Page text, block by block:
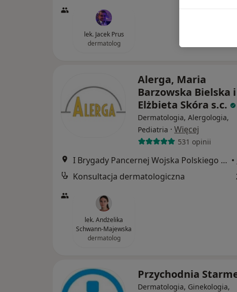
lek. Jacek Prus
dermatolog
Alerga, Maria
Barzowska Bielska i
Elżbieta Skóra s.c.
Dermatologia, Alergologia,
Pediatria · Więcej
531 opinii
I Brygady Pancernej Wojska Polskiego 10, Wejherowo •
Konsultacja dermatologiczna
lek. Andżelika
Schwann-Majewska
dermatolog
Przychodnia
Dermatologia, Ginekologia,